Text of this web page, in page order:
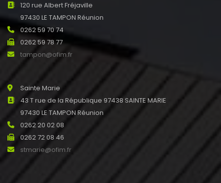
120 rue Albert Fréjaville
97430 LE TAMPON Réunion
0262 59 70 74
0262 59 78 77
tampon@ofim.fr
Sainte Marie
43 T rue de la République 97438 SAINTE MARIE
97430 LE TAMPON Réunion
0262 20 02 08
0262 72 08 46
stmarie@ofim.fr